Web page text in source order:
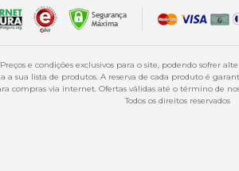
Preços e condições exclusivos para o site, podendo sofrer
a sua lista de produtos. A reserva de cada produto é
compras via internet. Ofertas válidas até o término de
Todos os direitos reservados